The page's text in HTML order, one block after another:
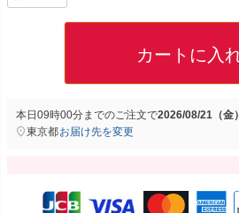
カートに入
本日09時00分までのご注文で2026/08/21（金）
東京都お届け先を変更